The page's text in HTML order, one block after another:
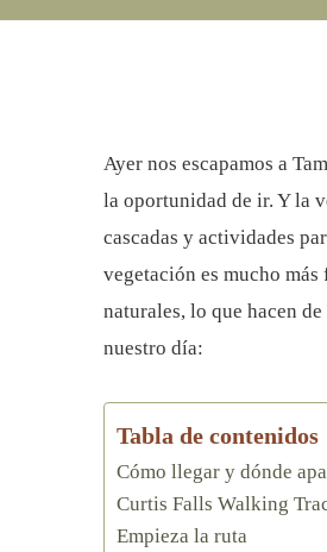
Ayer nos escapamos a
la oportunidad de ir. Y la
cascadas y actividades
vegetación es mucho
naturales, lo que hacen de
nuestro día:
Tabla de contenidos
Cómo llegar y dónde
Curtis Falls Walking
Empieza la ruta